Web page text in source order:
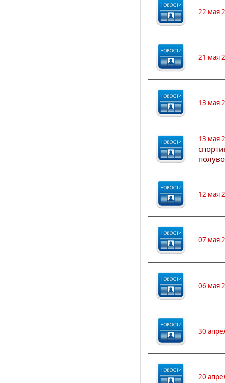
22 мая
21 мая
13 мая
13 мая
12 мая
07 мая
06 мая
30
20